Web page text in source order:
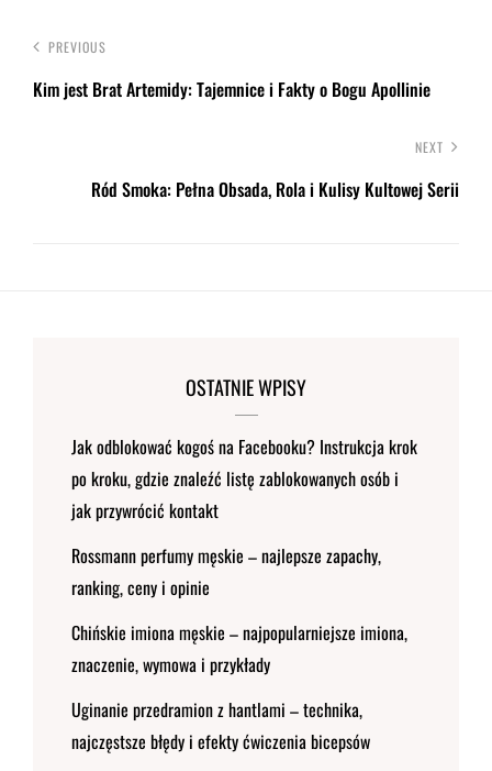
PREVIOUS
Kim jest Brat Artemidy: Tajemnice i Fakty o Bogu Apollinie
NEXT
Ród Smoka: Pełna Obsada, Rola i Kulisy Kultowej Serii
OSTATNIE WPISY
Jak odblokować kogoś na Facebooku? Instrukcja krok
po kroku, gdzie znaleźć listę zablokowanych osób i
jak przywrócić kontakt
Rossmann perfumy męskie – najlepsze zapachy,
ranking, ceny i opinie
Chińskie imiona męskie – najpopularniejsze imiona,
znaczenie, wymowa i przykłady
Uginanie przedramion z hantlami – technika,
najczęstsze błędy i efekty ćwiczenia bicepsów